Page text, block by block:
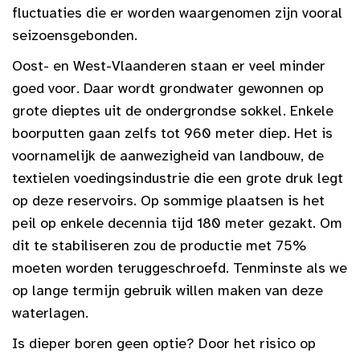
fluctuaties die er worden waargenomen zijn vooral
seizoensgebonden.
Oost- en West-Vlaanderen staan er veel minder
goed voor. Daar wordt grondwater gewonnen op
grote dieptes uit de ondergrondse sokkel. Enkele
boorputten gaan zelfs tot 960 meter diep. Het is
voornamelijk de aanwezigheid van landbouw, de
textielen voedingsindustrie die een grote druk legt
op deze reservoirs. Op sommige plaatsen is het
peil op enkele decennia tijd 180 meter gezakt. Om
dit te stabiliseren zou de productie met 75%
moeten worden teruggeschroefd. Tenminste als we
op lange termijn gebruik willen maken van deze
waterlagen.
Is dieper boren geen optie? Door het risico op